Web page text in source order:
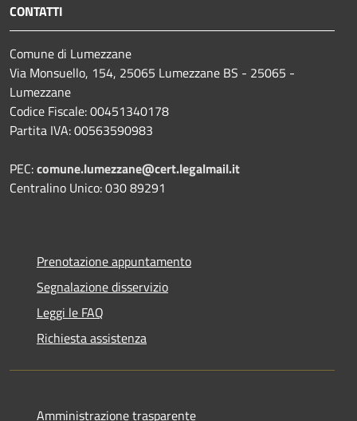
CONTATTI
Comune di Lumezzane
Via Monsuello, 154, 25065 Lumezzane BS - 25065 -
Lumezzane
Codice Fiscale: 00451340178
Partita IVA: 00563590983
PEC:comune.lumezzane@cert.legalmail.it
Centralino Unico: 030 89291
Prenotazione appuntamento
Segnalazione disservizio
Leggi le FAQ
Richiesta assistenza
Amministrazione trasparente